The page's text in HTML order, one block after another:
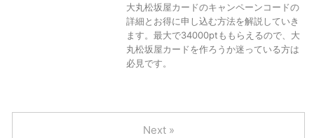
大丸松坂屋カードのキャンペーンコードの
詳細とお得に申し込む方法を解説していき
ます。最大で34000ptももらえるので、大
丸松坂屋カードを作ろうか迷っている方は
必見です。
Next »